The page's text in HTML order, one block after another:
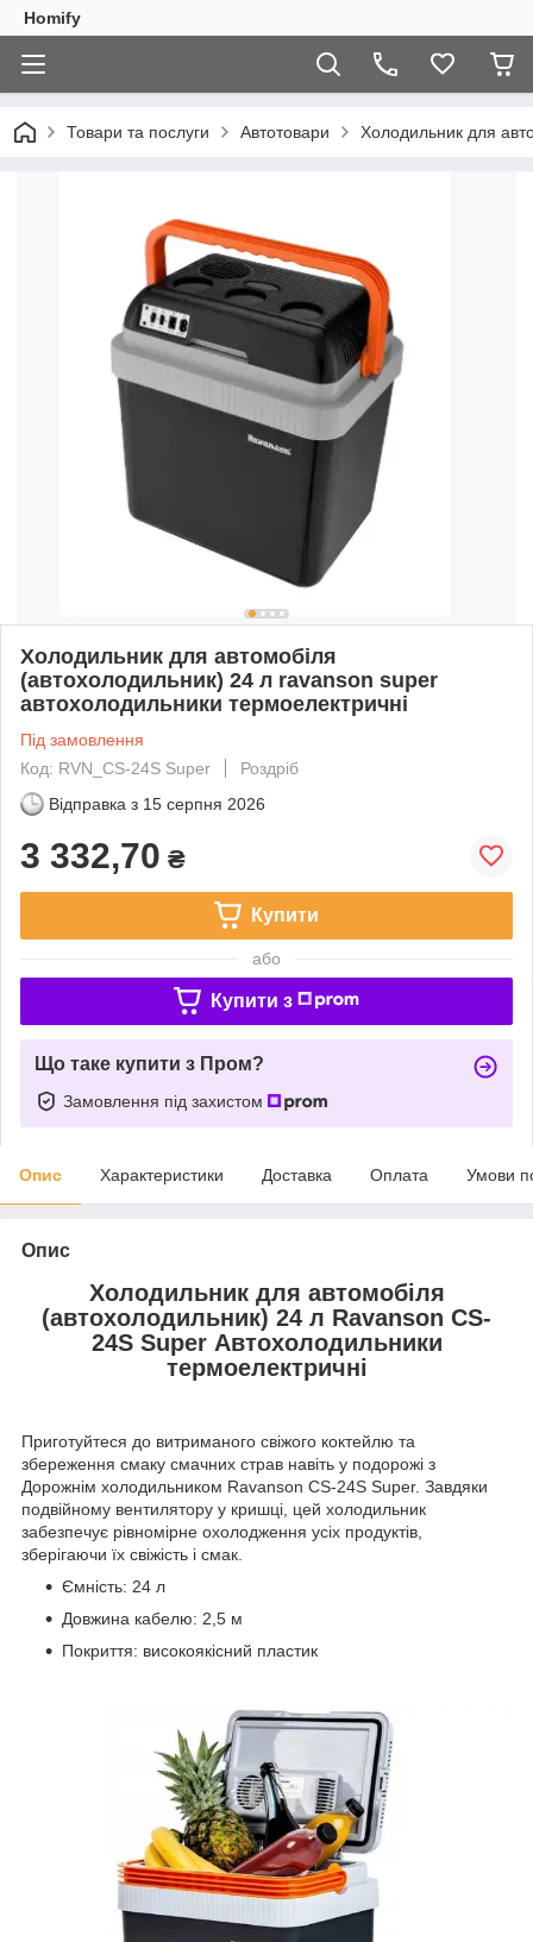
Homify
Товари та послуги Автотовари Холодильник для
Холодильник для автомобіля
(автохолодильник) 24 л ravanson super
автохолодильники термоелектричні
Під замовлення
Код: RVN_CS-24S Super
Роздріб
Відправка з 15 серпня 2026
3 332,70 ₴
Купити
або
Купити з
Що таке купити з Пром?
Замовлення під захистом
Опис Характеристики Доставка Оплата Умови
Опис
Холодильник для автомобіля
(автохолодильник) 24 л Ravanson CS-
24S Super Автохолодильники
термоелектричні
Приготуйтеся до витриманого свіжого коктейлю та
збереження смаку смачних страв навіть у подорожі з
Дорожнім холодильником Ravanson CS-24S Super. Завдяки
подвійному вентилятору у кришці, цей холодильник
забезпечує рівномірне охолодження усіх продуктів,
зберігаючи їх свіжість і смак.
Ємність: 24 л
Довжина кабелю: 2,5 м
Покриття: високоякісний пластик